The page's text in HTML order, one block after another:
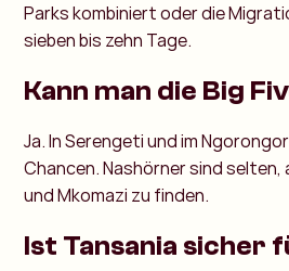
Parks kombiniert oder die
sieben bis zehn Tage.
Kann man die Big
Ja. In Serengeti und im
Chancen. Nashörner sind selten,
und Mkomazi zu finden.
Ist Tansania sicher